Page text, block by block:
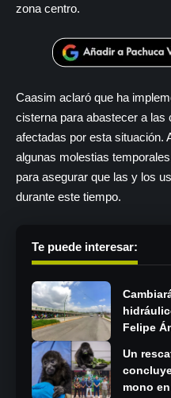
zona centro.
Caasim aclaró que ha
cisterna para abastecer a las
afectadas por esta situación.
algunas molestias
para asegurar que las y los
durante este tiempo.
Te puede interesar:
Felipe
Un
mono